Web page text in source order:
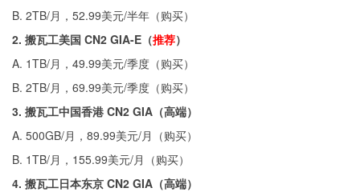
B. 2TB/月，52.99美元/半年（购买）
2. 搬瓦工美国 CN2 GIA-E（推荐）
A. 1TB/月，49.99美元/季度（购买）
B. 2TB/月，69.99美元/季度（购买）
3. 搬瓦工中国香港 CN2 GIA（高端）
A. 500GB/月，89.99美元/月（购买）
B. 1TB/月，155.99美元/月（购买）
4. 搬瓦工日本东京 CN2 GIA（高端）